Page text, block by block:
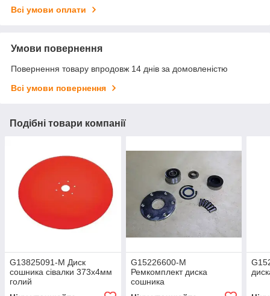
Всі умови оплати
Умови повернення
Повернення товару впродовж 14 днів за домовленістю
Всі умови повернення
Подібні товари компанії
G13825091-M Диск
сошника сівалки 373х4мм
голий
G15226600-M
Ремкомплект диска
сошника